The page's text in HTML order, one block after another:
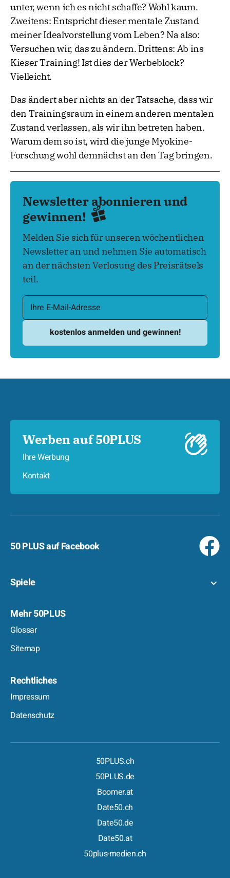
unter, wenn ich es nicht schaffe? Wohl kaum.
Zweitens: Entspricht dieser mentale Zustand
meiner Idealvorstellung vom Leben? Na also:
Versuchen wir, das zu ändern. Drittens: Ab ins
Kieser Training! Ist dies der Werbeblock?
Vielleicht.
Das ändert aber nichts an der Tatsache, dass wir
den Trainingsraum in einem anderen mentalen
Zustand verlassen, als wir ihn betreten haben.
Warum dem so ist, wird die junge Myokine-
Forschung wohl demnächst an den Tag bringen.
Newsletter abonnieren und
gewinnen!
Melden Sie sich für unseren wöchentlichen
Newsletter an und nehmen Sie automatisch
an der nächsten Verlosung des Preisrätsels
teil.
Werben auf 50PLUS
Ihre Werbung
Kontakt
50 PLUS auf Facebook
Spiele
Mehr 50PLUS
Glossar
Sitemap
Rechtliches
Impressum
Datenschutz
50PLUS.ch
50PLUS.de
Boomer.at
Date50.ch
Date50.de
Date50.at
50plus-medien.ch